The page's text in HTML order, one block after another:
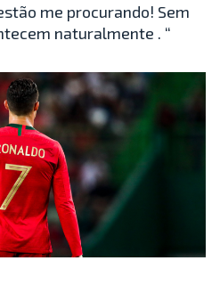
me procurando! Sem
naturalmente . “